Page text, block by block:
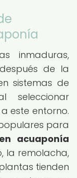
inmaduras,
de la
sistemas de
seleccionar
este entorno.
para
acuaponía
la remolacha,
tienden